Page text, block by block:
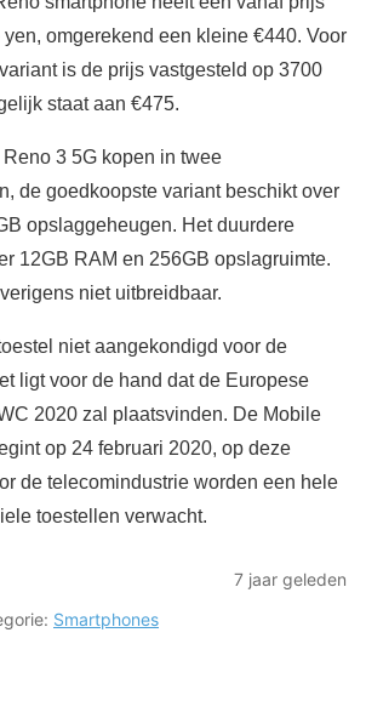
omgerekend een kleine €440. Voor
is de prijs vastgesteld op 3700
staat aan €475.
Reno 3 5G kopen in twee
de goedkoopste variant beschikt over
opslaggeheugen. Het duurdere
12GB RAM en 256GB opslagruimte.
niet uitbreidbaar.
niet aangekondigd voor de
ligt voor de hand dat de Europese
2020 zal plaatsvinden. De Mobile
op 24 februari 2020, op deze
de telecomindustrie worden een hele
toestellen verwacht.
7 jaar geleden
Smartphones